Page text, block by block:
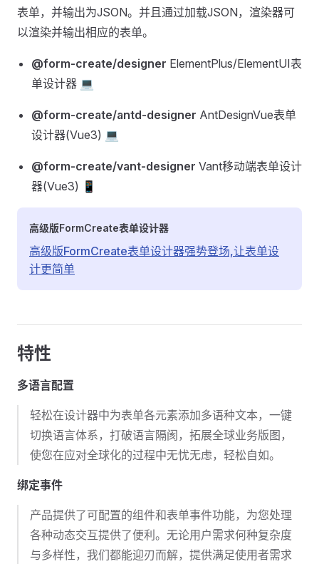
表单，并输出为JSON。并且通过加载JSON，渲染器可
以渲染并输出相应的表单。
@form-create/designer ElementPlus/ElementUI表
单设计器 💻
@form-create/antd-designer AntDesignVue表单
设计器(Vue3) 💻
@form-create/vant-designer Vant移动端表单设计
器(Vue3) 📱
高级版FormCreate表单设计器
高级版FormCreate表单设计器强势登场,让表单设
计更简单
特性
多语言配置
轻松在设计器中为表单各元素添加多语种文本，一键
切换语言体系，打破语言隔阂，拓展全球业务版图，
使您在应对全球化的过程中无忧无虑，轻松自如。
绑定事件
产品提供了可配置的组件和表单事件功能，为您处理
各种动态交互提供了便利。无论用户需求何种复杂度
与多样性，我们都能迎刃而解，提供满足使用者需求